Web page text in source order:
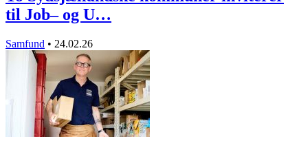
til Job– og U…
Samfund • 24.02.26